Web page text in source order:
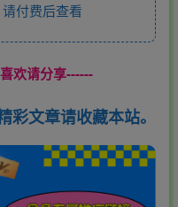
付费后查看
欢请分享------
文章请收藏本站。